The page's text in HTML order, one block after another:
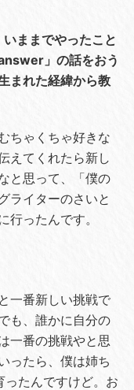
ままでやったこと
」の話をおう
まれた経緯から教
ちゃくちゃ好きな
えてくれたら新し
と思って、「僕の
ライターのさいと
行ったんです。
一番新しい挑戦で
も、誰かに自分の
一番の挑戦やと思
ったら、僕は姉ち
ったんですけど。お